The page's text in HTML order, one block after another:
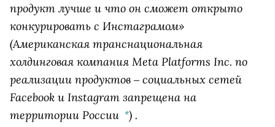
продукт лучше и что он сможет открыто
конкурировать с Инстаграмом»
(Американская транснациональная
холдинговая компания Meta Platforms Inc. по
реализации продуктов ‒ социальных сетей
Facebook и Instagram запрещена на
территории России *) .